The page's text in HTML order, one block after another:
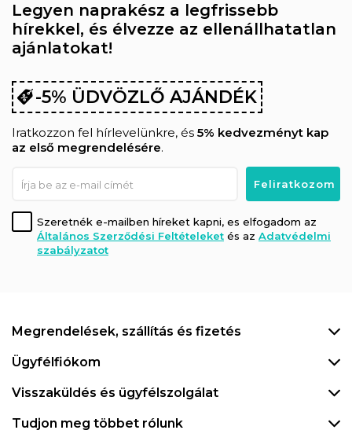
Legyen naprakész a legfrissebb
hírekkel, és élvezze az ellenállhatatlan
ajánlatokat!
-5% ÜDVÖZLŐ AJÁNDÉK
Iratkozzon fel hírlevelünkre, és 5% kedvezményt kap
az első megrendelésére.
Szeretnék e-mailben híreket kapni, es elfogadom az
Általános Szerződési Feltételeket és az Adatvédelmi
szabályzatot
Megrendelések, szállítás és fizetés
Ügyfélfiókom
Visszaküldés és ügyfélszolgálat
Tudjon meg többet rólunk